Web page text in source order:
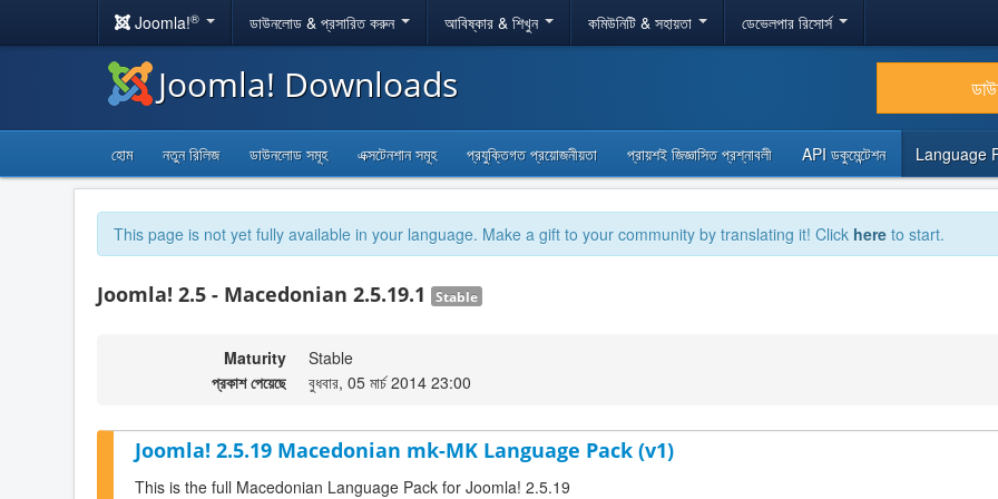
Joomla!® ডাউনলোড & প্রসারিত করুন আবিষ্কার & শিখুন কমিউনিটি & সহায়তা ডেভেলপার রিসোর্স
Joomla! Downloads
হোম নতুন রিলিজ ডাউনলোড সমূহ এক্সটেনশান সমূহ প্রযুক্তিগত প্রয়োজনীয়তা প্রায়শই জিজ্ঞাসিত প্রশ্নাবলী API ডকুমেন্টেশন Language
This page is not yet fully available in your language. Make a gift to your community by translating it! Click here to start.
Joomla! 2.5 - Macedonian 2.5.19.1 Stable
Maturity
Stable
প্রকাশ পেয়েছে
বুধবার, 05 মার্চ 2014 23:00
Joomla! 2.5.19 Macedonian mk-MK Language Pack (v1)
This is the full Macedonian Language Pack for Joomla! 2.5.19